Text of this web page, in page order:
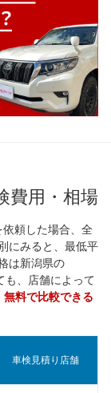
費用・相場
依頼した場合、全
にみると、最低平
は新潟県の
も、店舗によって
無料で比較できる
車検見積り店舗